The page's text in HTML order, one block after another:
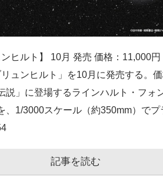
ンヒルト】 10月 発売 価格：11,000
ュンヒルト」を10月に発売する。
説」に登場するラインハルト・フォ
、1/3000スケール（約350mm）でプ
記事を読む